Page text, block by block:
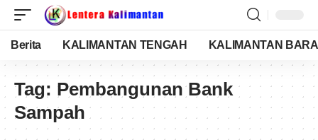
Berita KALIMANTAN TENGAH KALIMANTAN
Tag: Pembangunan Bank
Sampah